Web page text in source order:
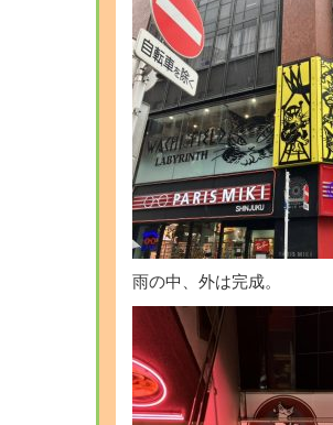
雨の中、外は完成。